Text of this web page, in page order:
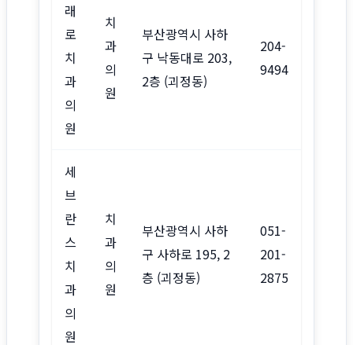
래
로
치
과
의
원
치
과
의
원
부산광역시 사하
구 낙동대로 203,
2층 (괴정동)
204-
9494
세
브
란
스
치
과
의
원
치
과
의
원
부산광역시 사하
구 사하로 195, 2
층 (괴정동)
051-
201-
2875